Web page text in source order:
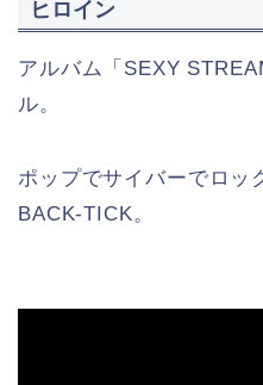
ヒロイン
アルバム「SEXY
ル。
ポップでサイバーでロッ
BACK-TICK。